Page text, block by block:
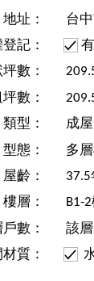
地址：
台
記：
有
數：
數：
類型：
成屋
型態：
多
屋齡：
37.5
樓層：
B1-
數：
該
質：